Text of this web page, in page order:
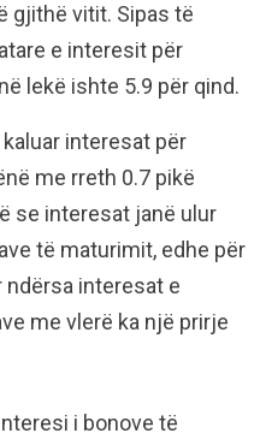
gjithë vitit. Sipas të
e interesit për
lekë ishte 5.9 për qind.
interesat për
me rreth 0.7 pikë
se interesat janë ulur
të maturimit, edhe për
ndërsa interesat e
me vlerë ka një prirje
i bonove të